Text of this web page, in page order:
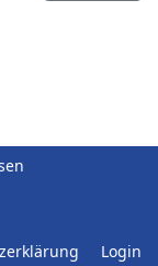
Login